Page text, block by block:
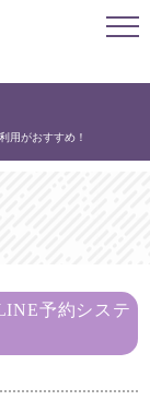
用がおすすめ！
予約システ